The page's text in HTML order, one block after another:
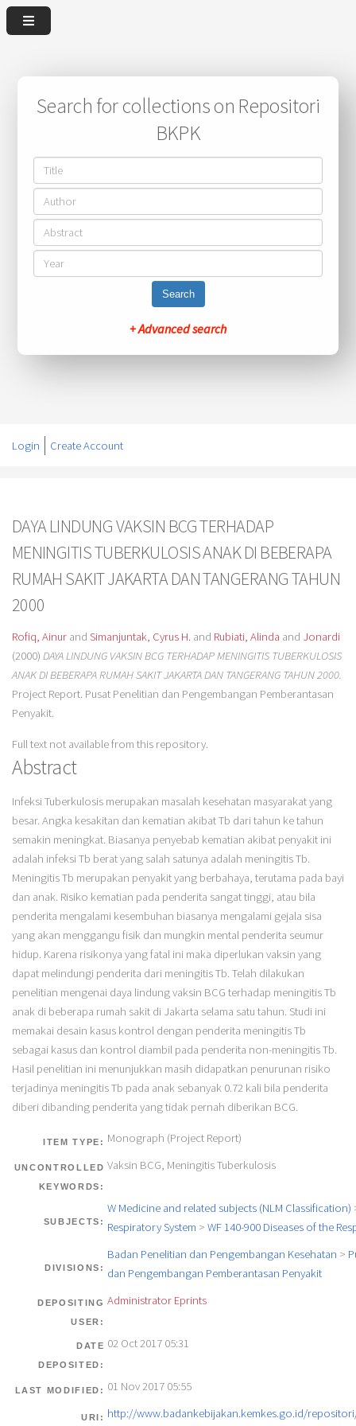
Search for collections on Repositori
BKPK
Search
+ Advanced search
Login Create Account
DAYA LINDUNG VAKSIN BCG TERHADAP
MENINGITIS TUBERKULOSIS ANAK DI BEBERAPA
RUMAH SAKIT JAKARTA DAN TANGERANG TAHUN
2000
Rofiq, Ainurand Simanjuntak, Cyrus H.and Rubiati, Alinda and Jonardi
(2000) DAYA LINDUNG VAKSIN BCG TERHADAP MENINGITIS TUBERKULOSIS
ANAK DI BEBERAPA RUMAH SAKIT JAKARTA DAN TANGERANG TAHUN 2000.
Project Report. Pusat Penelitian dan Pengembangan Pemberantasan
Penyakit.
Full text not available from this repository.
Abstract
Infeksi Tuberkulosis merupakan masalah kesehatan masyarakat yang
besar. Angka kesakitan dan kematian akibat Tb dari tahun ke tahun
semakin meningkat. Biasanya penyebab kematian akibat penyakit ini
adalah infeksi Tb berat yang salah satunya adalah meningitis Tb.
Meningitis Tb merupakan penyakit yang berbahaya, terutama pada bayi
dan anak. Risiko kematian pada penderita sangat tinggi, atau bila
penderita mengalami kesembuhan biasanya mengalami gejala sisa
yang akan menggangu fisik dan mungkin mental penderita seumur
hidup. Karena risikonya yang fatal ini maka diperlukan vaksin yang
dapat melindungi penderita dari meningitis Tb. Telah dilakukan
penelitian mengenai daya lindung vaksin BCG terhadap meningitis Tb
anak di beberapa rumah sakit di Jakarta selama satu tahun. Studi ini
memakai desain kasus kontrol dengan penderita meningitis Tb
sebagai kasus dan kontrol diambil pada penderita non-meningitis Tb.
Hasil penelitian ini menunjukkan masih didapatkan penurunan risiko
terjadinya meningitis Tb pada anak sebanyak 0.72 kali bila penderita
diberi dibanding penderita yang tidak pernah diberikan BCG.
ITEM TYPE: Monograph (Project Report)
UNCONTROLLED
KEYWORDS:
Vaksin BCG, Meningitis Tuberkulosis
SUBJECTS:
W Medicine and related subjects (NLM Classification)
Respiratory System > WF 140-900 Diseases of the
DIVISIONS:
Badan Penelitian dan Pengembangan Kesehatan >
dan Pengembangan Pemberantasan Penyakit
DEPOSITING
USER:
Administrator Eprints
DATE
DEPOSITED:
02 Oct 2017 05:31
LAST MODIFIED: 01 Nov 2017 05:55
URI: http://www.badankebijakan.kemkes.go.id/